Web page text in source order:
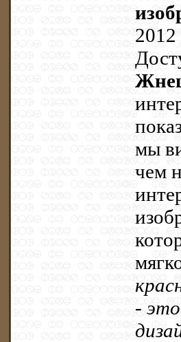
2012
мы
чем
-